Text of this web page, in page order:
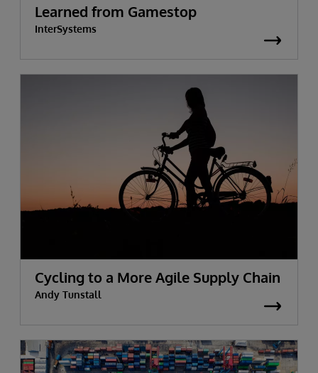
Learned from Gamestop
InterSystems
Cycling to a More Agile Supply Chain
Andy Tunstall